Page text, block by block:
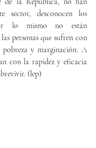
sector, desconocen los
lo mismo no están
personas que sufren con
pobreza y marginación. A
con la rapidez y eficacia
(lep)